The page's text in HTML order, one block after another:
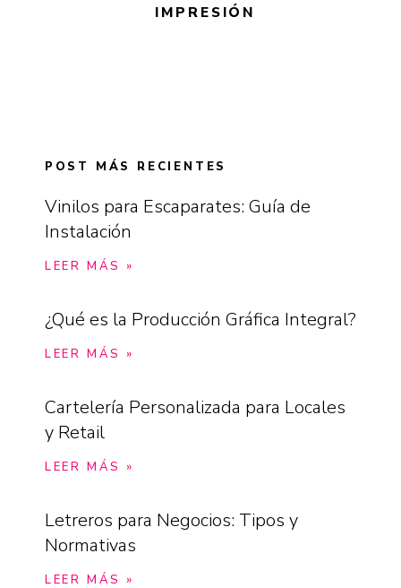
IMPRESIÓN
POST MÁS RECIENTES
Vinilos para Escaparates: Guía de
Instalación
LEER MÁS »
¿Qué es la Producción Gráfica Integral?
LEER MÁS »
Cartelería Personalizada para Locales
y Retail
LEER MÁS »
Letreros para Negocios: Tipos y
Normativas
LEER MÁS »